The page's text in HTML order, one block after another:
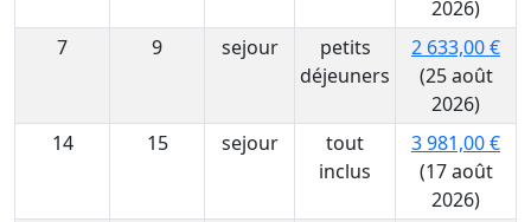
2026)
7
9 sejour
petits
déjeuners
2 633,00 €
(25 août
2026)
14
15 sejour
tout
inclus
3 981,00 €
(17 août
2026)